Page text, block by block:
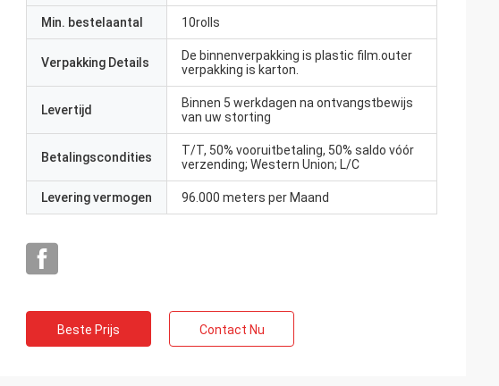
Min. bestelaantal 10rolls
Verpakking Details
De binnenverpakking is plastic film.outer
verpakking is karton.
Levertijd
Binnen 5 werkdagen na ontvangstbewijs
van uw storting
Betalingscondities
T/T, 50% vooruitbetaling, 50% saldo vóór
verzending; Western Union; L/C
Levering vermogen 96.000 meters per Maand
Beste Prijs Contact Nu